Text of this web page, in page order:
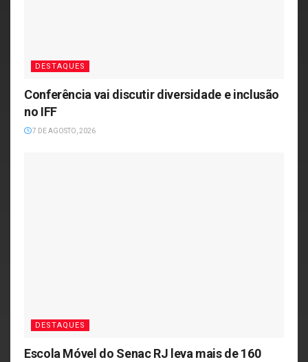
DESTAQUES
Conferência vai discutir diversidade e inclusão
no IFF
7 DE AGOSTO, 2026
DESTAQUES
Escola Móvel do Senac RJ leva mais de 160